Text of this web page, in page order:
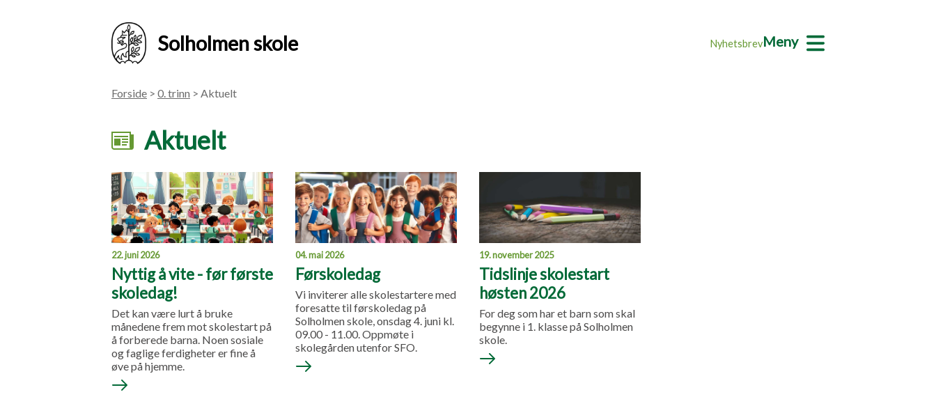
Solholmen skole NyhetsbrevMeny
Forside > 0. trinn > Aktuelt
Aktuelt
22. juni 2026
Nyttig å vite - før første
skoledag!
Det kan være lurt å bruke
månedene frem mot skolestart på
å forberede barna. Noen sosiale
og faglige ferdigheter er fine å
øve på hjemme.
04. mai 2026
Førskoledag
Vi inviterer alle skolestartere med
foresatte til førskoledag på
Solholmen skole, onsdag 4. juni kl.
09.00 - 11.00. Oppmøte i
skolegården utenfor SFO.
19. november 2025
Tidslinje skolestart
høsten 2026
For deg som har et barn som skal
begynne i 1. klasse på Solholmen
skole.